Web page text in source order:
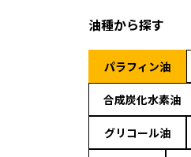
油種から探す
パラフィン油
合成炭化水素油
グリコール油